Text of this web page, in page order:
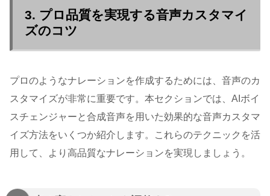
3. プロ品質を実現する音声カスタマイ
ズのコツ
プロのようなナレーションを作成するためには、音声のカ
スタマイズが非常に重要です。本セクションでは、AIボイ
スチェンジャーと合成音声を用いた効果的な音声カスタマ
イズ方法をいくつか紹介します。これらのテクニックを活
用して、より高品質なナレーションを実現しましょう。